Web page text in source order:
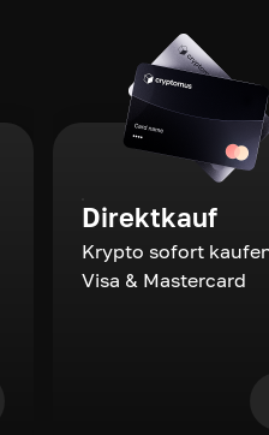
Direktkauf
Krypto sofort
Visa & Mastercard